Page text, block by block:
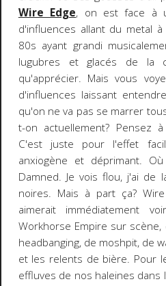
Wire Edge, on est face à
d'influences allant du metal
80s ayant grandi
lugubres et glacés de la
qu'apprécier. Mais vous
d'influences laissant
qu'on ne va pas se marrer
t-on actuellement? Pensez
C'est juste pour l'effet
anxiogène et déprimant.
Damned. Je vois flou, j'ai de
noires. Mais à part ça?
aimerait immédiatement
Workhorse Empire sur
headbanging, de moshpit, de
et les relents de bière. Pour
effluves de nos haleines